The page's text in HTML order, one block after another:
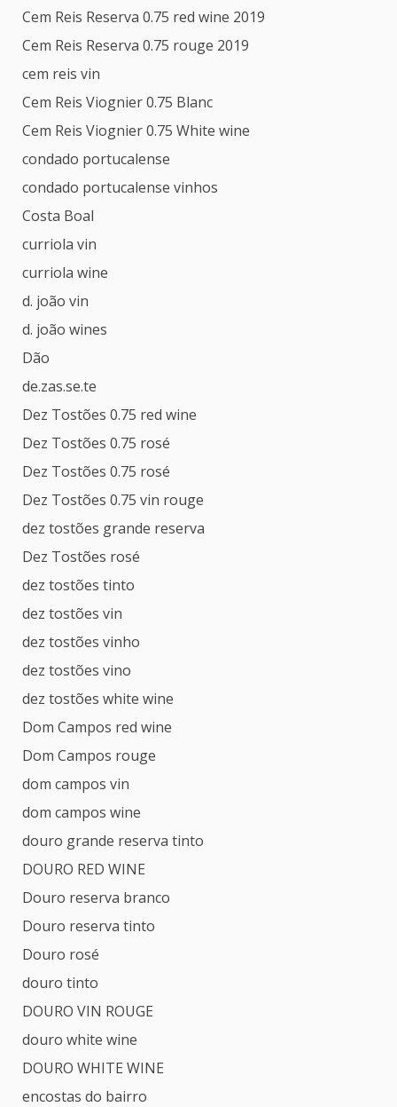
Cem Reis Reserva 0.75 red wine 2019
Cem Reis Reserva 0.75 rouge 2019
cem reis vin
Cem Reis Viognier 0.75 Blanc
Cem Reis Viognier 0.75 White wine
condado portucalense
condado portucalense vinhos
Costa Boal
curriola vin
curriola wine
d. joão vin
d. joão wines
Dão
de.zas.se.te
Dez Tostões 0.75 red wine
Dez Tostões 0.75 rosé
Dez Tostões 0.75 rosé
Dez Tostões 0.75 vin rouge
dez tostões grande reserva
Dez Tostões rosé
dez tostões tinto
dez tostões vin
dez tostões vinho
dez tostões vino
dez tostões white wine
Dom Campos red wine
Dom Campos rouge
dom campos vin
dom campos wine
douro grande reserva tinto
DOURO RED WINE
Douro reserva branco
Douro reserva tinto
Douro rosé
douro tinto
DOURO VIN ROUGE
douro white wine
DOURO WHITE WINE
encostas do bairro